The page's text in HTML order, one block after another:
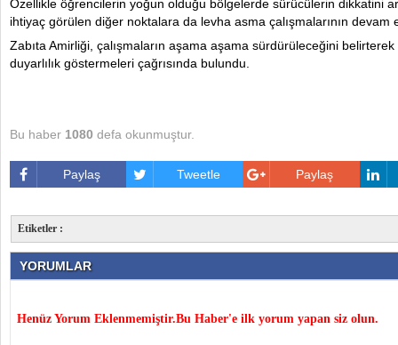
Özellikle öğrencilerin yoğun olduğu bölgelerde sürücülerin dikkatini
ihtiyaç görülen diğer noktalara da levha asma çalışmalarının devam
Zabıta Amirliği, çalışmaların aşama aşama sürdürüleceğini
duyarlılık göstermeleri çağrısında bulundu.
Bu haber 1080 defa okunmuştur.
Paylaş Tweetle Paylaş
Etiketler :
YORUMLAR
Henüz Yorum Eklenmemiştir.Bu Haber'e ilk yorum yapan siz olun.